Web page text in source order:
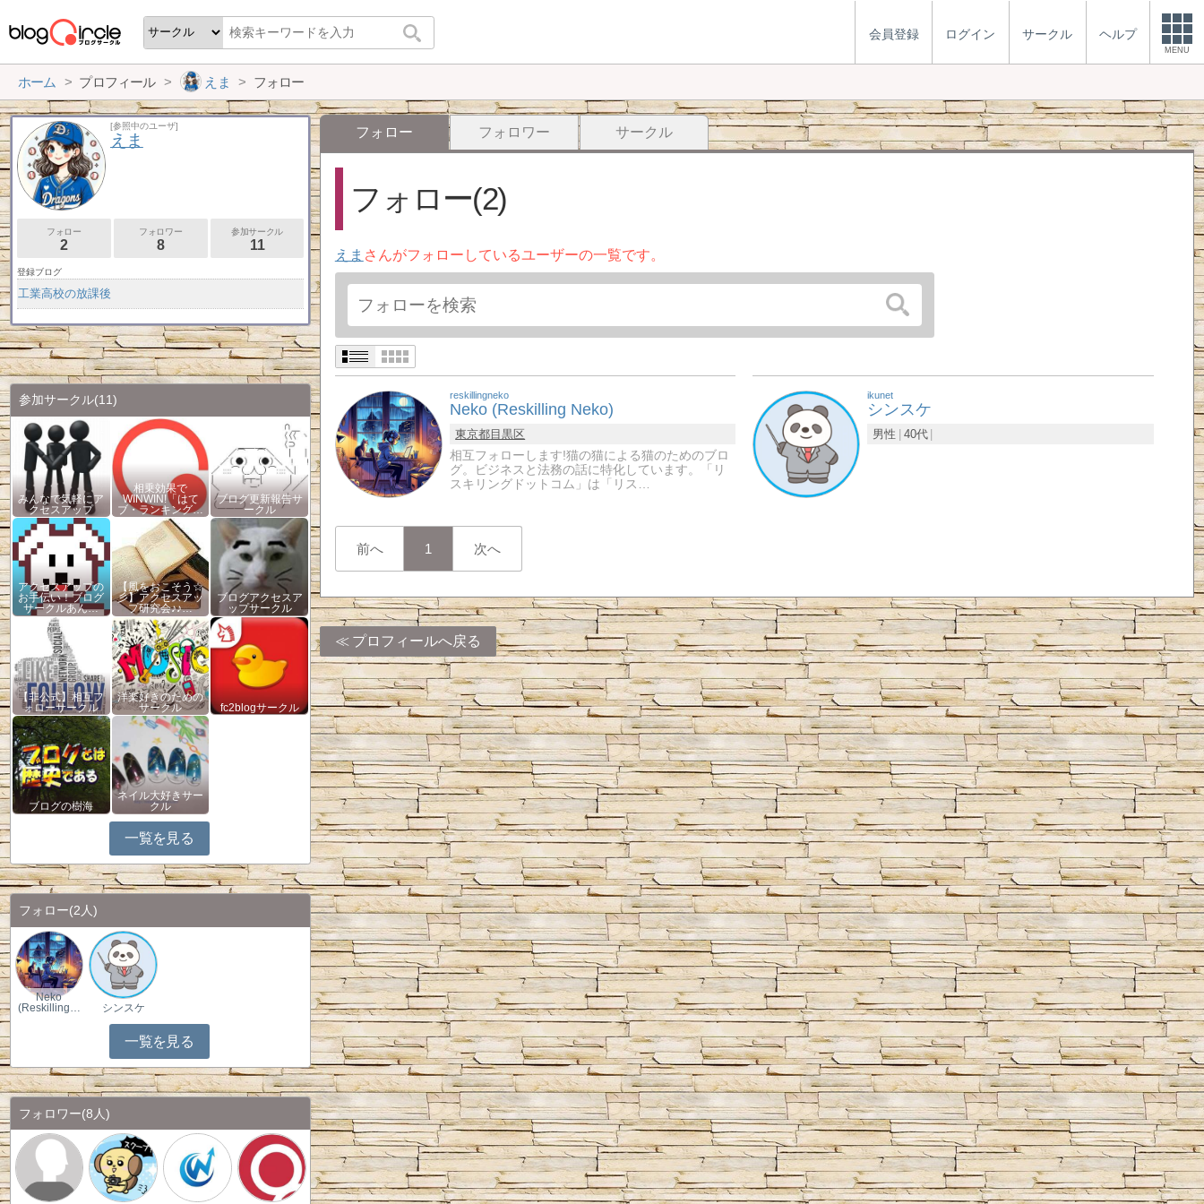
会員登録 ログイン サークル ヘルプ
MENU
ホーム プロフィール えま フォロー
フォロー フォロワー サークル
フォロー(2)
えま さんがフォローしているユーザーの一覧です。
reskillingneko
Neko (Reskilling Neko)
東京都目黒区
相互フォローします!猫の猫による猫のためのブロ
グ。ビジネスと法務の話に特化しています。「リ
スキリングドットコム」は「リス…
ikunet
シンスケ
男性 40代
前へ 1 次へ
プロフィールへ戻る
[参照中のユーザ]
えま
フォロー
2
フォロワー
8
参加サークル
11
登録ブログ
工業高校の放課後
参加サークル(11)
みんなで気軽にア
クセスアップ
相乗効果で
WINWIN!「はて
ブ・ランキング…
ブログ更新報告サ
ークル
アクセスアップの
お手伝い！ブログ
サークルあん…
【風をおこそう☆
彡】アクセスアッ
プ研究会♪♪…
ブログアクセスア
ップサークル
【非公式】相互フ
ォローサークル
洋楽好きのための
サークル
fc2blogサークル
ブログの樹海
ネイル大好きサー
クル
一覧を見る
フォロー(2人)
Neko
(Reskilling…
シンスケ
一覧を見る
フォロワー(8人)